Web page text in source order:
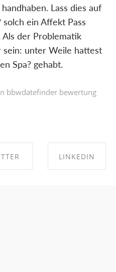
Lass dies auf
solch ein Affekt Pass
der Problematik
sein: unter Weile hattest
Spa? gehabt.
bbwdatefinder bewertung
LINKEDIN